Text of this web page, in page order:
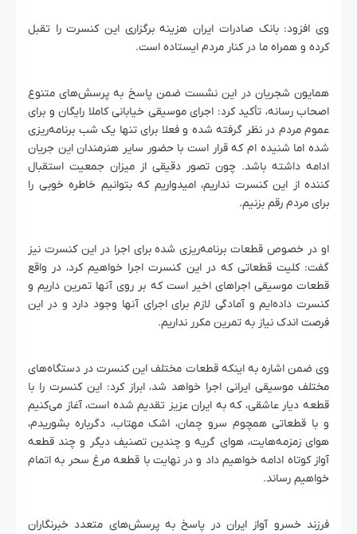
وی افزود: بانک صادرات ایران هزینه برگزاری این کنسرت را تقبل
کرده و همراه ما در کنار مردم ایستاده است.
همایون شجریان در این نشست ضمن پاسخ به پرسش‌های متنوع
اصحاب رسانه، تأکید کرد: اجرای موسیقی خیابانی کاملا رایگان و برای
عموم مردم در نظر گرفته شده و فعلا برای تنها یک شب برنامه‌ریزی
شده اما شنیده ام که قرار است با حضور سایر هنرمندان این جریان
ادامه داشته باشد. چون تصور دقیقی از میزان جمعیت استقبال‌
کننده از این کنسرت نداریم، امیدواریم که بتوانیم خاطره خوبی را
برای مردم رقم بزنیم.
او در خصوص قطعات برنامه‌ریزی شده برای اجرا در این کنسرت نیز
گفت: کلیت قطعاتی که در این کنسرت اجرا خواهیم کرد، در واقع
قطعات موسیقی اجراهای اخیر است که بر روی آنها تمرین داریم و
کنسرت داده‌ایم و آمادگی لازم برای اجرای آنها وجود دارد و در این
فرصت اندک نیاز به تمرین مکرر نداریم.
وی ضمن اشاره به اینکه قطعات مختلف این کنسرت در دستگاه‌های
مختلف موسیقی ایرانی اجرا خواهد شد، ابراز کرد: این کنسرت را با
قطعه دیار عاشقی، که به ایران عزیز تقدیم شده است، آغاز می‌کنیم
و با قطعاتی همچوم سرو چمان، اشک مهتاب، دگرباره بشوریدم،
هوای زمزمه‌هایت، هوای گریه و چندین تصنیف دیگر و چند قطعه
آواز کوتاه ادامه خواهیم داد و در نهایت با قطعه مرغ سحر به اتمام
خواهیم رساند.
فرزند خسرو آواز ایران در پاسخ به پرسش‌های متعدد خبرنگاران